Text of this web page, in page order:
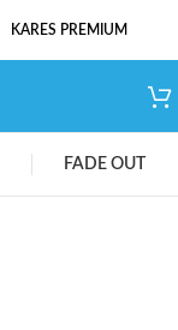
KARES PREMIUM
FADE OUT